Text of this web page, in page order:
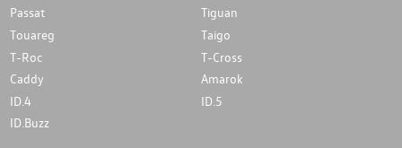
Passat
Tiguan
Touareg
Taigo
T-Roc
T-Cross
Caddy
Amarok
ID.4
ID.5
ID.Buzz